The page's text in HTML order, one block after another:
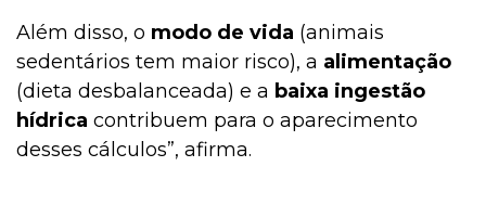
Além disso, o modo de vida (animais
sedentários tem maior risco), a alimentação
(dieta desbalanceada) e a baixa ingestão
hídrica contribuem para o aparecimento
desses cálculos”, afirma.